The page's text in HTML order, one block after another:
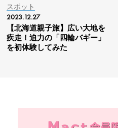
スポット
2023.12.27
【北海道親子旅】広い大地を
疾走！迫力の「四輪バギー」
を初体験してみた